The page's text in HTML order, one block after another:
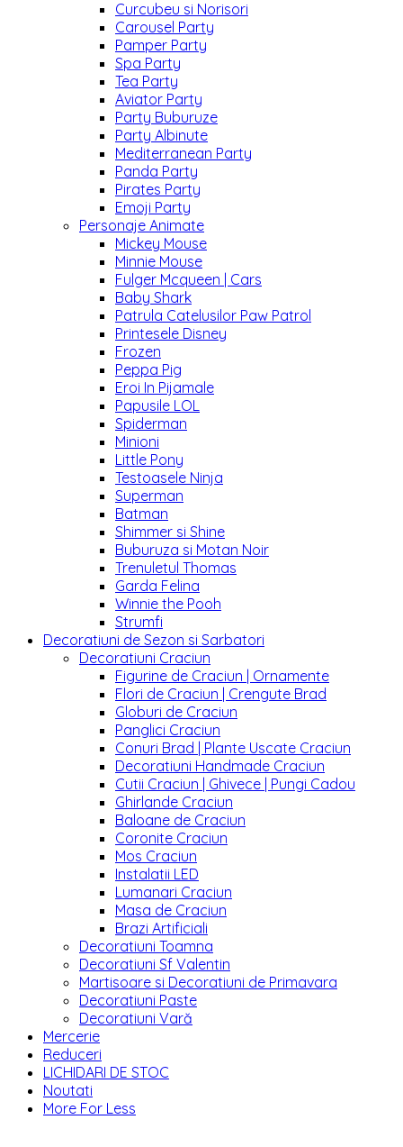
Curcubeu si Norisori
Carousel Party
Pamper Party
Spa Party
Tea Party
Aviator Party
Party Buburuze
Party Albinute
Mediterranean Party
Panda Party
Pirates Party
Emoji Party
Personaje Animate
Mickey Mouse
Minnie Mouse
Fulger Mcqueen | Cars
Baby Shark
Patrula Catelusilor Paw Patrol
Printesele Disney
Frozen
Peppa Pig
Eroi In Pijamale
Papusile LOL
Spiderman
Minioni
Little Pony
Testoasele Ninja
Superman
Batman
Shimmer si Shine
Buburuza si Motan Noir
Trenuletul Thomas
Garda Felina
Winnie the Pooh
Strumfi
Decoratiuni de Sezon si Sarbatori
Decoratiuni Craciun
Figurine de Craciun | Ornamente
Flori de Craciun | Crengute Brad
Globuri de Craciun
Panglici Craciun
Conuri Brad | Plante Uscate Craciun
Decoratiuni Handmade Craciun
Cutii Craciun | Ghivece | Pungi Cadou
Ghirlande Craciun
Baloane de Craciun
Coronite Craciun
Mos Craciun
Instalatii LED
Lumanari Craciun
Masa de Craciun
Brazi Artificiali
Decoratiuni Toamna
Decoratiuni Sf Valentin
Martisoare si Decoratiuni de Primavara
Decoratiuni Paste
Decoratiuni Vară
Mercerie
Reduceri
LICHIDARI DE STOC
Noutati
More For Less